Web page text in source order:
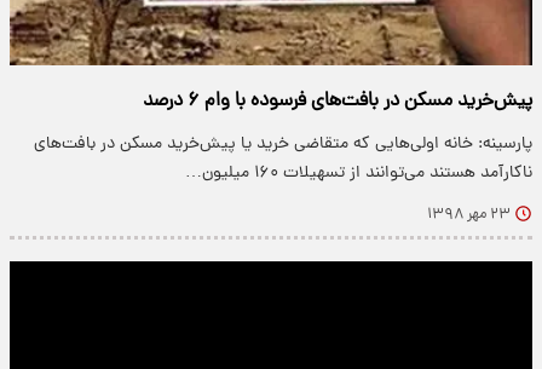
پیش‌خرید مسکن در بافت‌های فرسوده با وام ۶ درصد
پارسینه: خانه اولی‌هایی که متقاضی خرید یا پیش‌خرید مسکن در بافت‌های
ناکارآمد هستند می‌توانند از تسهیلات ۱۶۰ میلیون…
۲۳ مهر ۱۳۹۸